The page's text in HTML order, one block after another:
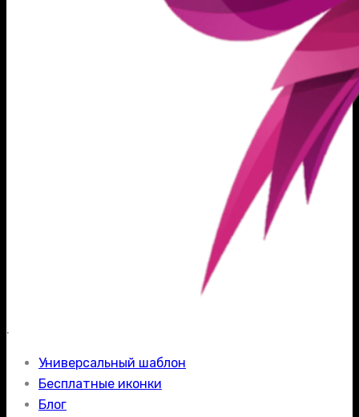
.
Универсальный шаблон
Бесплатные иконки
Блог